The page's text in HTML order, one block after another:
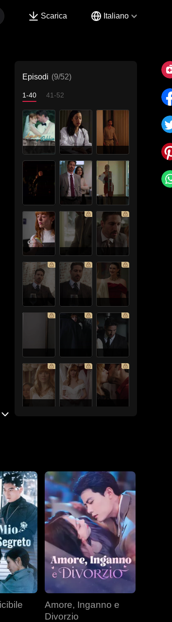
Scarica Italiano
Episodi (9/52)
1-40 41-52
Amore, Inganno e
Divorzio